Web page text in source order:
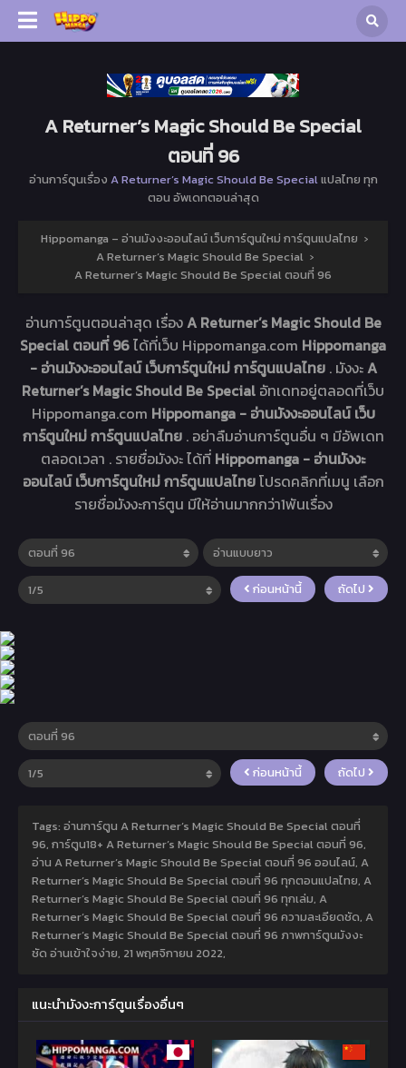
A Returner’s Magic Should Be Special
ตอนที่ 96
อ่านการ์ตูนเรื่อง A Returner’s Magic Should Be Specialแปลไทย ทุก
ตอน อัพเดทตอนล่าสุด
Hippomanga – อ่านมังงะออนไลน์ เว็บการ์ตูนใหม่ การ์ตูนแปลไทย ›
A Returner’s Magic Should Be Special ›
A Returner’s Magic Should Be Special ตอนที่ 96
อ่านการ์ตูนตอนล่าสุด เรื่องA Returner’s Magic Should Be
Special ตอนที่ 96ได้ที่เว็บ Hippomanga.com Hippomanga
- อ่านมังงะออนไลน์ เว็บการ์ตูนใหม่ การ์ตูนแปลไทย . มังงะA
Returner’s Magic Should Be Special อัทเดทอยู่ตลอดที่เว็บ
Hippomanga.com Hippomanga - อ่านมังงะออนไลน์ เว็บ
การ์ตูนใหม่ การ์ตูนแปลไทย . อย่าลืมอ่านการ์ตูนอื่น ๆ มีอัพเดท
ตลอดเวลา . รายชื่อมังงะ ได้ที่ Hippomanga - อ่านมังงะ
ออนไลน์ เว็บการ์ตูนใหม่ การ์ตูนแปลไทยโปรดคลิกที่เมนู เลือก
รายชื่อมังงะการ์ตูน มีให้อ่านมากกว่า1พันเรื่อง
ก่อนหน้านี้ ถัดไป
ก่อนหน้านี้ ถัดไป
Tags: อ่านการ์ตูน A Returner’s Magic Should Be Special ตอนที่
96, การ์ตูน18+ A Returner’s Magic Should Be Special ตอนที่ 96,
อ่าน A Returner’s Magic Should Be Special ตอนที่ 96 ออนไลน์, A
Returner’s Magic Should Be Special ตอนที่ 96 ทุกตอนแปลไทย, A
Returner’s Magic Should Be Special ตอนที่ 96 ทุกเล่ม, A
Returner’s Magic Should Be Special ตอนที่ 96 ความละเอียดชัด, A
Returner’s Magic Should Be Special ตอนที่ 96 ภาพการ์ตูนมังงะ
ชัด อ่านเข้าใจง่าย, 21 พฤศจิกายน 2022,
แนะนำมังงะการ์ตูนเรื่องอื่นๆ